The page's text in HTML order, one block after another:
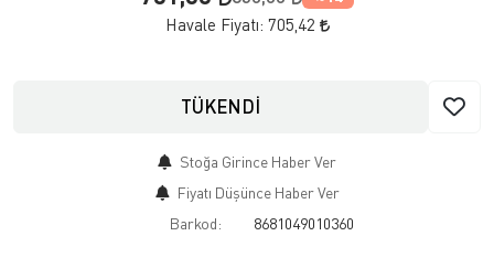
Havale Fiyatı: 705,42
TÜKENDİ
Stoğa Girince Haber Ver
Fiyatı Düşünce Haber Ver
Barkod:
8681049010360